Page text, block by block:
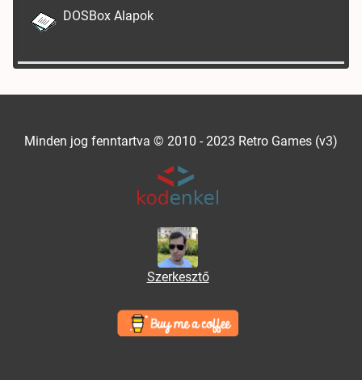
DOSBox Alapok
Minden jog fenntartva © 2010 - 2023 Retro Games (v3)
Szerkesztő